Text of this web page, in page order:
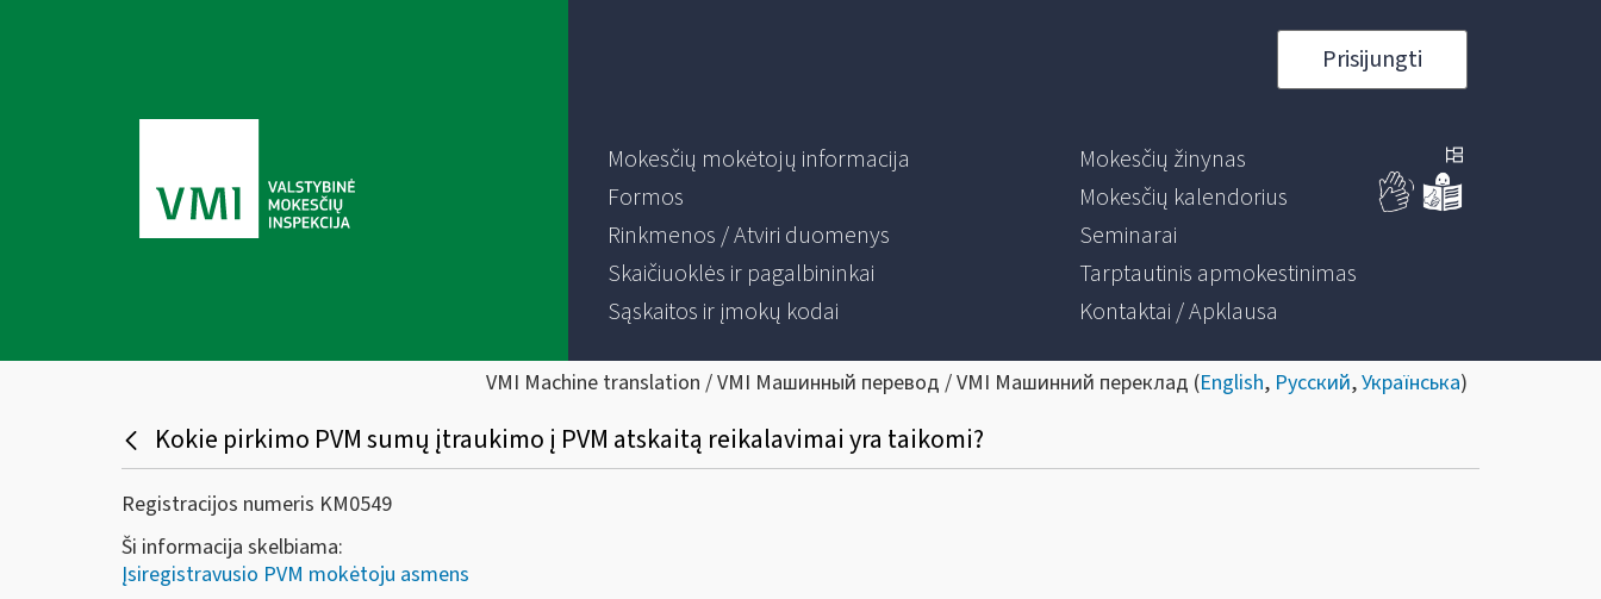
Prisijungti
Mokesčių mokėtojų informacija
Formos
Rinkmenos / Atviri duomenys
Skaičiuoklės ir pagalbininkai
Sąskaitos ir įmokų kodai
Mokesčių žinynas
Mokesčių kalendorius
Seminarai
Tarptautinis apmokestinimas
Kontaktai / Apklausa
VMI Machine translation / VMI Машинный перевод / VMI Машинний переклад (English, Русский,Українська)
Kokie pirkimo PVM sumų įtraukimo į PVM atskaitą reikalavimai yra taikomi?
Registracijos numeris KM0549
Ši informacija skelbiama:
Įsiregistravusio PVM mokėtoju asmens